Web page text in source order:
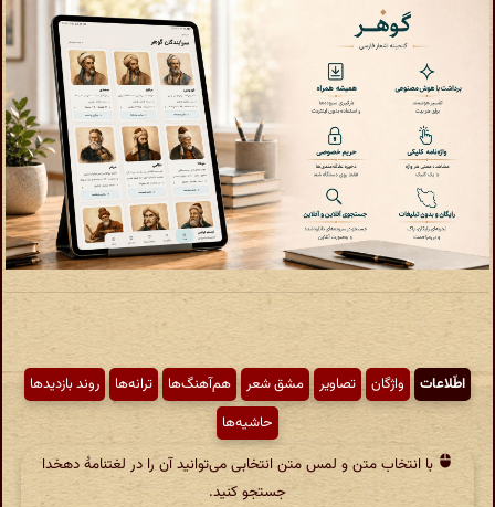
اطّلاعات واژگان تصاویر مشق شعر هم‌آهنگ‌ها ترانه‌ها
روند بازدیدها
حاشیه‌ها
با انتخاب متن و لمس متن انتخابی می‌توانید آن را در لغتنامهٔ دهخدا
جستجو کنید.